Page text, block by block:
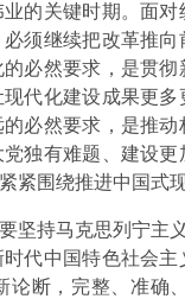
的关键时期。面
须继续把改革推
必然要求，是贯
代化建设成果更
必然要求，是推
独有难题、建设
紧围绕推进中国式
坚持马克思列宁主
代中国特色社会
论断，完整、准确